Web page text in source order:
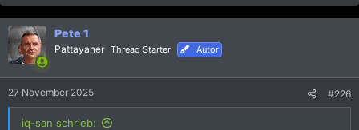
a
k
t
i
o
n
:
Pete 1
Pattayaner Thread Starter Autor
27 November 2025 #226
iq-san schrieb: